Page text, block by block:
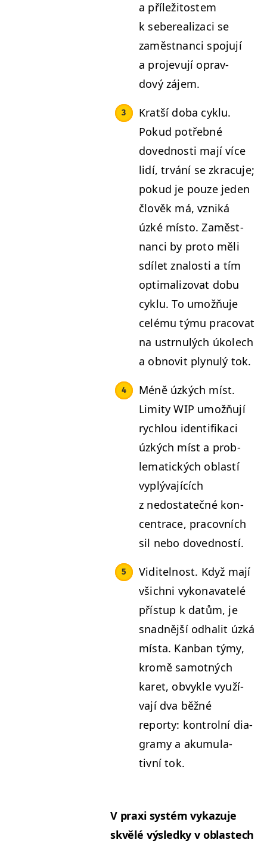
a příleži­tostem
k sebe­re­al­izaci se
zaměst­nan­ci spo­ju­jí
a pro­je­vu­jí oprav­
dový zájem.
Kratší doba cyk­lu.
Pokud potřeb­né
doved­nos­ti mají více
lidí, trvání se zkracu­je;
pokud je pouze jeden
člověk má, vzniká
úzké mís­to. Zaměst­
nan­ci by pro­to měli
sdílet znalosti a tím
opti­mal­i­zo­vat dobu
cyk­lu. To umožňu­je
celé­mu týmu pra­co­v­at
na ustr­nulých úkolech
a obnovit plynulý tok.
Méně úzkých míst.
Lim­i­tyWIP umožňu­jí
rychlou iden­ti­fikaci
úzkých míst a prob­
lem­at­ick­ých oblastí
vyplý­va­jících
z nedostatečné kon­
cen­trace, pra­cov­ních
sil nebo dovedností.
Viditel­nost. Když mají
všich­ni vykon­a­vatelé
příst­up k datům, je
snad­nější odhalit úzká
mís­ta. Kan­ban týmy,
kromě samot­ných
karet, obvyk­le využí­
va­jí dva běžné
reporty: kon­trol­ní dia­
gramy a aku­mu­la­
tivní tok.
V praxi sys­tém vykazu­je
skvělé výsled­ky v oblastech